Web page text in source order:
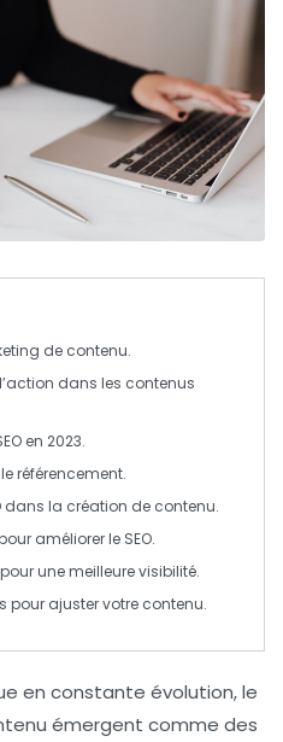
de contenu.
dans les contenus
en 2023.
référencement.
dans la création de contenu.
améliorer le SEO.
une meilleure visibilité.
pour ajuster votre contenu.
en constante évolution, le
émergent comme des